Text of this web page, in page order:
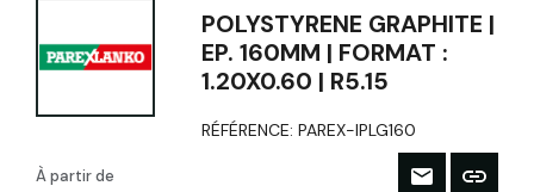
POLYSTYRENE GRAPHITE |
EP. 160MM | FORMAT :
1.20X0.60 | R5.15
RÉFÉRENCE:PAREX-IPLG160
À partir de